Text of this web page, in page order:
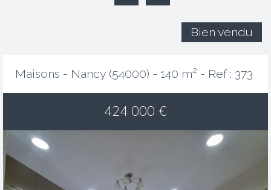
Bien vendu
Maisons - Nancy (54000) - 140 m² - Ref : 373
424 000 €